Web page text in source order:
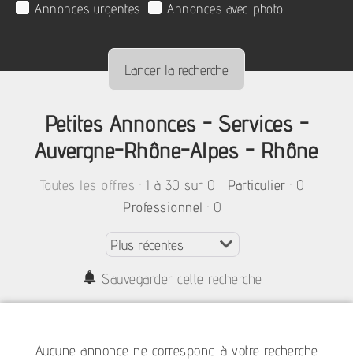
Annonces urgentes
Annonces avec photo
Petites Annonces - Services -
Auvergne-Rhône-Alpes - Rhône
Toutes les offres : 1 à 30 sur 0 Particulier : 0
Professionnel : 0
Sauvegarder cette recherche
Aucune annonce ne correspond à votre recherche